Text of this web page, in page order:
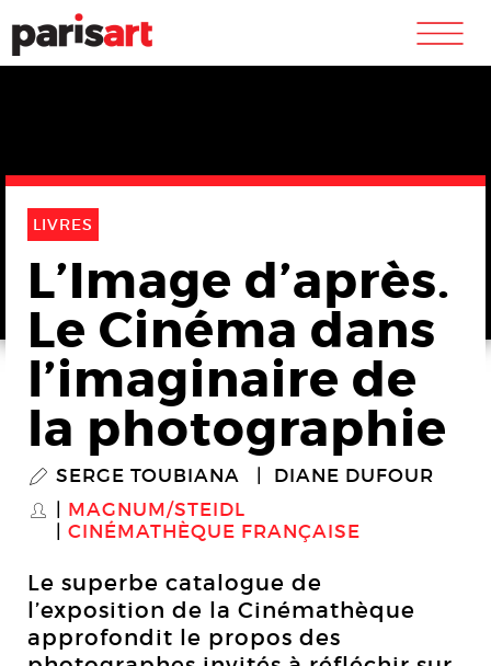
m
LIVRES
L’Image d’après.
Le Cinéma dans
l’imaginaire de
la photographie
P SERGE TOUBIANA DIANE DUFOUR
S
MAGNUM/STEIDL
CINÉMATHÈQUE FRANÇAISE
Le superbe catalogue de
l’exposition de la Cinémathèque
approfondit le propos des